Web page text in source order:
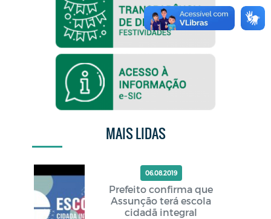
MAIS LIDAS
06.08.2019
Prefeito confirma que
Assunção terá escola
cidadã integral